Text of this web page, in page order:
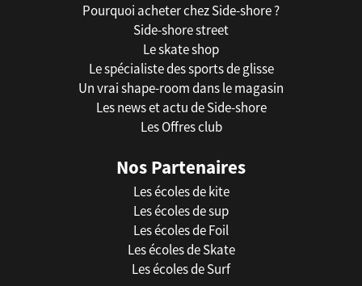
Pourquoi acheter chez Side-shore ?
Side-shore street
Le skate shop
Le spécialiste des sports de glisse
Un vrai shape-room dans le magasin
Les news et actu de Side-shore
Les Offres club
Nos Partenaires
Les écoles de kite
Les écoles de sup
Les écoles de Foil
Les écoles de Skate
Les écoles de Surf